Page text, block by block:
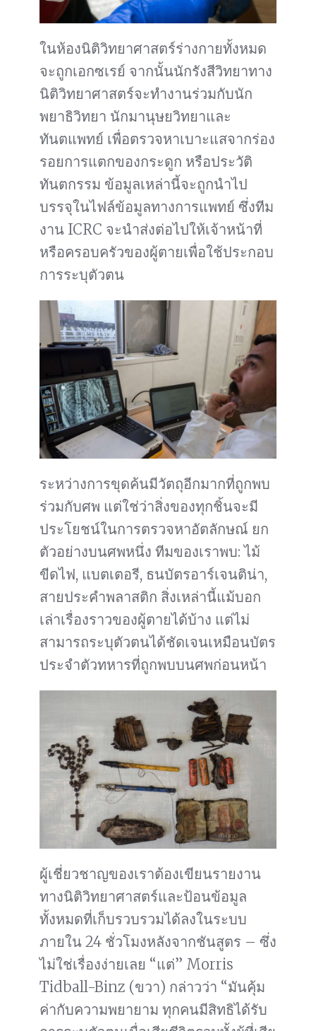
ในห้องนิติวิทยาศาสตร์ร่างกายทั้งหมด
จะถูกเอกซเรย์ จากนั้นนักรังสีวิทยาทาง
นิติวิทยาศาสตร์จะทำงานร่วมกับนัก
พยาธิวิทยา นักมานุษยวิทยาและ
ทันตแพทย์ เพื่อตรวจหาเบาะแสจากร่อง
รอยการแตกของกระดูก หรือประวัติ
ทันตกรรม ข้อมูลเหล่านี้จะถูกนำไป
บรรจุในไฟล์ข้อมูลทางการแพทย์ ซึ่งทีม
งาน ICRC จะนำส่งต่อไปให้เจ้าหน้าที่
หรือครอบครัวของผู้ตายเพื่อใช้ประกอบ
การระบุตัวตน
ระหว่างการขุดค้นมีวัตถุอีกมากที่ถูกพบ
ร่วมกับศพ แต่ใช่ว่าสิ่งของทุกชิ้นจะมี
ประโยชน์ในการตรวจหาอัตลักษณ์ ยก
ตัวอย่างบนศพหนึ่ง ทีมของเราพบ: ไม้
ขีดไฟ, แบตเตอรี, ธนบัตรอาร์เจนติน่า,
สายประคำพลาสติก สิ่งเหล่านี้แม้บอก
เล่าเรื่องราวของผู้ตายได้บ้าง แต่ไม่
สามารถระบุตัวตนได้ชัดเจนเหมือนบัตร
ประจำตัวทหารที่ถูกพบบนศพก่อนหน้า
ผู้เชี่ยวชาญของเราต้องเขียนรายงาน
ทางนิติวิทยาศาสตร์และป้อนข้อมูล
ทั้งหมดที่เก็บรวบรวมได้ลงในระบบ
ภายใน 24 ชั่วโมงหลังจากชันสูตร – ซึ่ง
ไม่ใช่เรื่องง่ายเลย “แต่” Morris
Tidball-Binz (ขวา) กล่าวว่า “มันคุ้ม
ค่ากับความพยายาม ทุกคนมีสิทธิได้รับ